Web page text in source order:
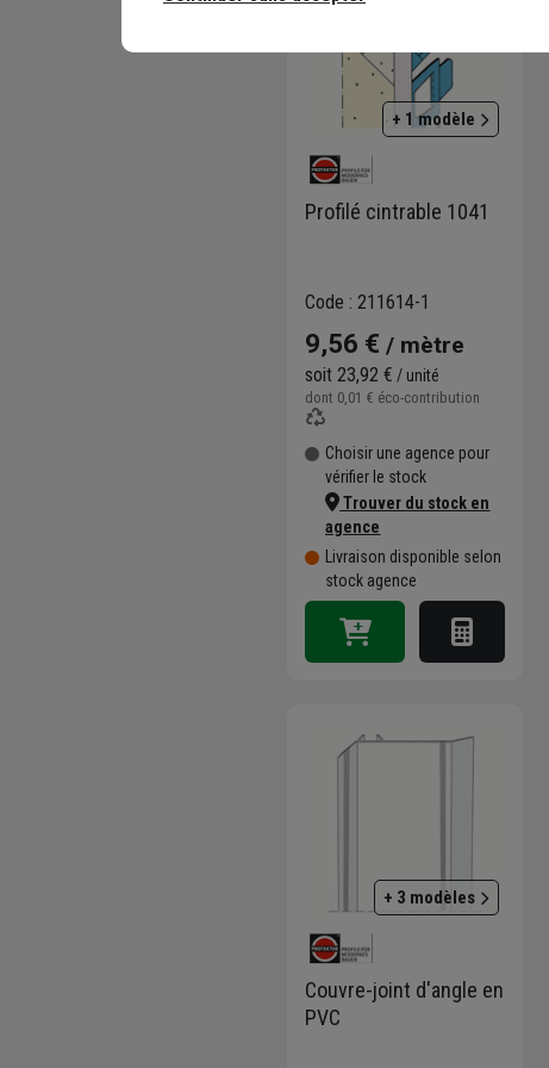
+ 1 modèle
Profilé cintrable 1041
Code : 211614-1
9,56 € / mètre
soit 23,92 € / unité
dont 0,01 € éco-contribution
Choisir une agence pour
vérifier le stock
Trouver du stock en
agence
Livraison disponible selon
stock agence
+ 3 modèles
Couvre-joint d'angle en
PVC